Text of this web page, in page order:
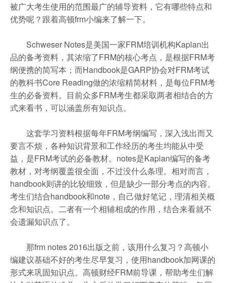
被广大考生使用的范围最广的辅导资料，它有哪些特点和
优势呢？跟着高顿frm小编来了解一下。
Schweser Notes是美国一家FRM培训机构Kaplan出
品的备考资料，其浓缩了FRM的核心考点，是根据FRM考
纲便携的简写本；而Handbook是GARP协会对FRM考试
的教科书Core Reading做的浓缩精简材料，是每位FRM考
生的必备资料。目前众多FRM考生都采取两者相结合的方
式来看书，可以涵盖所有知识点。
这套学习资料根据每年FRM考纲编写，深入浅出而又
要言不烦，各种知识背景和工作经历的考生均能从中受
益，是FRM考试的必备教材。notes是Kaplan编写的备考
教材，对考纲覆盖很全面，不过没什么条理。相对而言，
handbook则讲的比较细致，但是缺少一部分考点的内容。
考生们结合handbook和note，自己做好笔记，理清相关概
念和知识点。二者有一个相辅相成的作用，结合来看就不
会遗漏知识点了。
那frm notes 2016出版之前，该用什么复习？高顿小
编建议基础不好的考生尽早复习，使用handbook加网课的
形式来巩固知识点。高顿财经FRM前导课，帮助考生们解